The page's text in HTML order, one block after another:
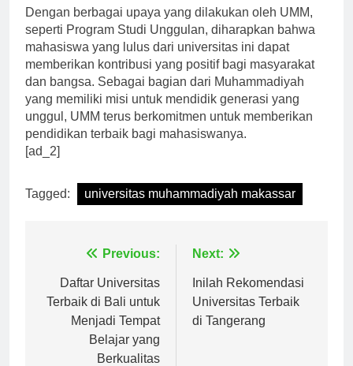
Dengan berbagai upaya yang dilakukan oleh UMM,
seperti Program Studi Unggulan, diharapkan bahwa
mahasiswa yang lulus dari universitas ini dapat
memberikan kontribusi yang positif bagi masyarakat
dan bangsa. Sebagai bagian dari Muhammadiyah
yang memiliki misi untuk mendidik generasi yang
unggul, UMM terus berkomitmen untuk memberikan
pendidikan terbaik bagi mahasiswanya.
[ad_2]
Tagged: universitas muhammadiyah makassar
Navigasi
pos
Previous:
Daftar Universitas
Terbaik di Bali untuk
Menjadi Tempat
Belajar yang
Berkualitas
Next:
Inilah Rekomendasi
Universitas Terbaik
di Tangerang